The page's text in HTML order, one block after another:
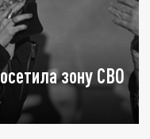
зону СВО